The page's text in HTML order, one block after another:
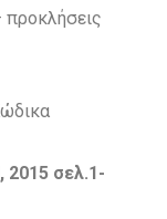
2015 σελ.1-